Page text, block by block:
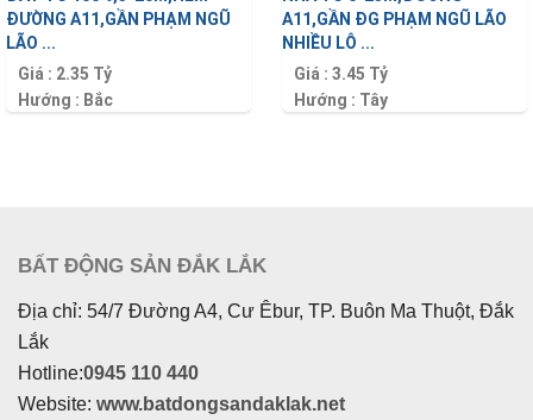
A11,GẦN ĐG PHẠM NGŨ LÃO
NHIỀU LÔ ...
Giá :3.45 Tỷ
Hướng : Tây
ĐƯỜNG A11,GẦN PHẠM NGŨ
LÃO ...
Giá : 2.35 Tỷ
Hướng : Bắc
BẤT ĐỘNG SẢN ĐẮK LẮK
Địa chỉ: 54/7 Đường A4, Cư Êbur, TP. Buôn Ma Thuột, Đắk
Lắk
Hotline:0945 110 440
Website: www.batdongsandaklak.net